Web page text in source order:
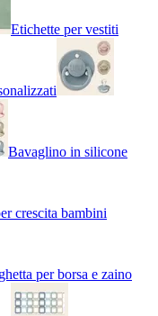
Etichette per vestiti
Bavaglino in silicone
crescita bambini
per borsa e zaino